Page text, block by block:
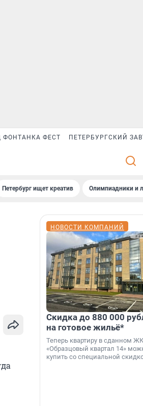
ФОНТАНКА ФЕСТ ПЕТЕРБУРГСКИЙ
Петербург ищет креатив Олимпиадники и
НОВОСТИ КОМПАНИЙ
Скидка до 880 000
на готовое жильё*
Теперь квартиру в сданном ЖК
«Образцовый квартал 14»
купить со специальной